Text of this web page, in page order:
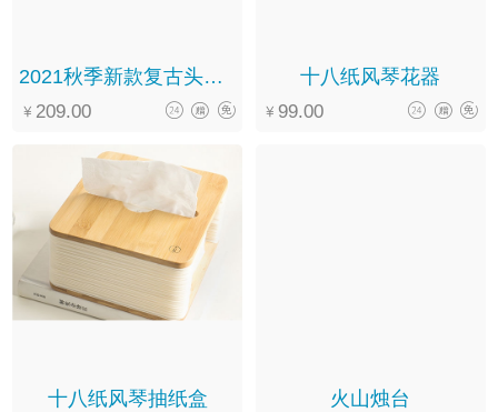
2021秋季新款复古头层牛皮软底系带圆头休闲文艺马丁靴女
209.00
十八纸风琴花器
99.00
十八纸风琴抽纸盒 火山烛台